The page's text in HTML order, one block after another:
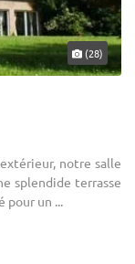
(28)
notre salle
splendide terrasse
pour un ...